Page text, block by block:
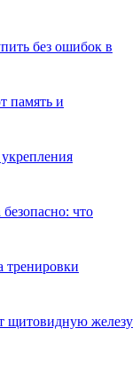
без ошибок в
память и
что
тренировки
щитовидную железу